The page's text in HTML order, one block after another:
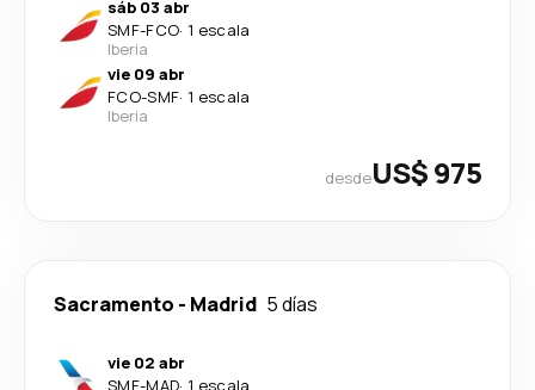
sáb 03 abr
SMF-FCO· 1 escala
Iberia
vie 09 abr
FCO-SMF· 1 escala
Iberia
desdeUS$ 975
Sacramento - Madrid 5 días
vie 02 abr
SMF-MAD· 1 escala